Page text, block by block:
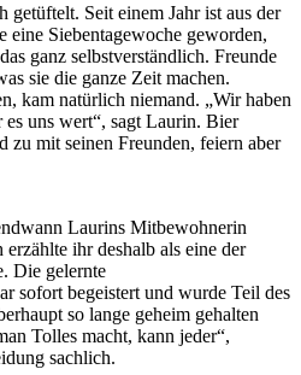
Seit einem Jahr ist aus der
eine Siebentagewoche geworden,
ganz selbstverständlich. Freunde
sie die ganze Zeit machen.
kam natürlich niemand. „Wir haben
es uns wert“, sagt Laurin. Bier
zu mit seinen Freunden, feiern aber
Laurins Mitbewohnerin
ihr deshalb als eine der
Die gelernte
sofort begeistert und wurde Teil des
so lange geheim gehalten
Tolles macht, kann jeder“,
sachlich.